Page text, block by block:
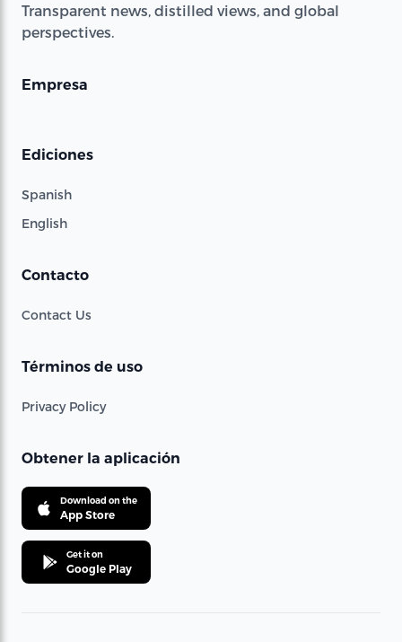
Transparent news, distilled views, and global
perspectives.
Empresa
Ediciones
Spanish
English
Contacto
Contact Us
Términos de uso
Privacy Policy
Obtener la aplicación
Download on the
App Store
Get it on
Google Play